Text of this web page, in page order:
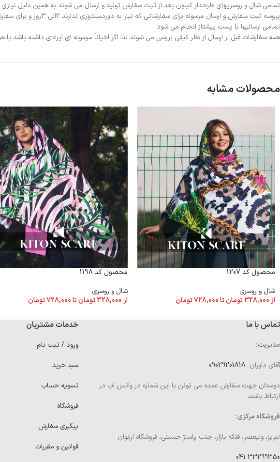
تمامی شال و روسریهای طرحدار کیتون بعد از ثبت سفارش تولید و ارسال می شوند به همین دلیل
پروسه ثبت سفارش و ارسال مرسوله برای سفارشاتی که نیاز به دوردستدوزی ندارند 2الی 3روز و برای سفارشاتی که نیاز به دوردستدوزی دارند حدوداً یک هفته زمانبر خواهد بود.
تمامی ارسالیها با پست پیشتاز انجام می شود.
همه سفارشات قبل از ارسال از نظر کیفی بررسی می شوند لذا اگر احیاناً مرسوله ای ایرادی داشته باشد
محصولات مشابه
محصول کد 1207
شال و روسری
از328,000تومانتا728,000تومان
محصول کد 1198
شال و روسری
از 328,000 تومانتا728,000تومان
تماس با ما
مدیریت:
آقای داوران
دوستان جهت سفارش عمده می تونن با این شماره در واتس آپ در
ارتباط باشند
فروشگاه مرکزی:
تبریز، ولیعصر، فلکه بازار، جنب پاساژ حسینی، فروشگاه ارغوان
33299350 041
خدمات مشتریان
ورود / ثبت نام
سبد خرید
تسویه حساب
فروشگاه
پیگیری سفارش
قوانین و مقررات